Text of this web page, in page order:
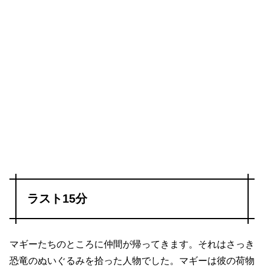
ラスト15分
マギーたちのところに仲間が帰ってきます。それはさっき
恐竜のぬいぐるみを拾った人物でした。マギーは彼の荷物